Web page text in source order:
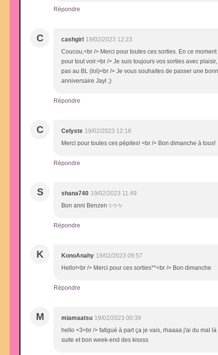
Répondre
C cashgirl 19/02/2023 12:23
Coucou,<br /> Merci pour toutes ces sorties. En ce
pour tout voir.<br /> Je suis toujours vos sorties avec
pas au BL (lol)<br /> Je vous souhaites de passer une
anniversaire Jayl ;)
Répondre
C Celyste 19/02/2023 12:16
Merci pour toutes ces pépites! <br /> Bon dimanche à tous!
Répondre
S shana740 19/02/2023 11:49
Bon anni Benzen ✨✨✨
Répondre
K KonoAnahy 19/02/2023 09:57
Hello!<br /> Merci pour ces sorties**<br /> Bon dimanche
Répondre
M miamaatsu 19/02/2023 00:39
hello <3<br /> fatigué à part ça je vais, rhaaaa j'ai du mal
suite et bon week-end des kissss